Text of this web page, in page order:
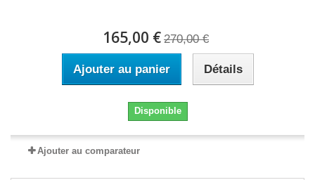
165,00 € 270,00 €
Ajouter au panier Détails
Disponible
Ajouter au comparateur